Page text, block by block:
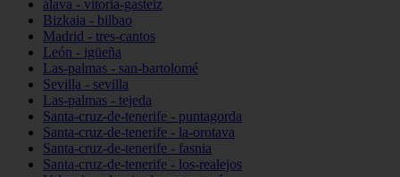
álava - vitoria-gasteiz
Bizkaia - bilbao
Madrid - tres-cantos
León - igüeña
Las-palmas - san-bartolomé
Sevilla - sevilla
Las-palmas - tejeda
Santa-cruz-de-tenerife - puntagorda
Santa-cruz-de-tenerife - la-orotava
Santa-cruz-de-tenerife - fasnia
Santa-cruz-de-tenerife - los-realejos